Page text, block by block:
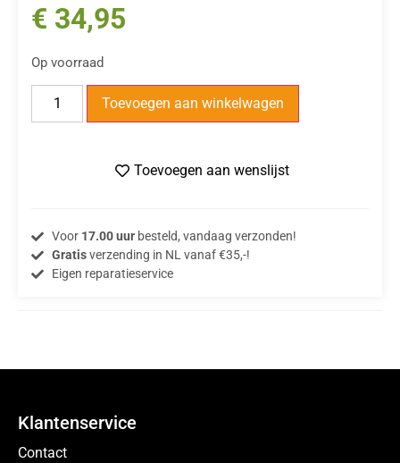
€ 34,95
Op voorraad
Toevoegen aan winkelwagen
Toevoegen aan wenslijst
Voor 17.00 uurbesteld, vandaag verzonden!
Gratisverzending in NL vanaf €35,-!
Eigen reparatieservice
Klantenservice
Contact